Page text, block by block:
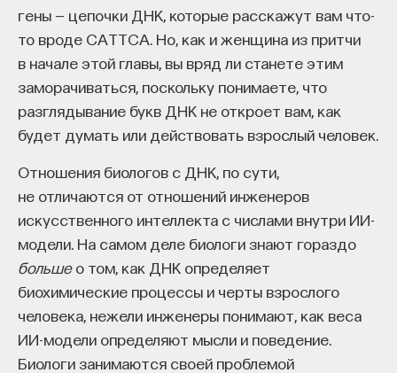
гены — цепочки ДНК, которые расскажут вам что-
то вроде CATTCA. Но, как и женщина из притчи
в начале этой главы, вы вряд ли станете этим
заморачиваться, поскольку понимаете, что
разглядывание букв ДНК не откроет вам, как
будет думать или действовать взрослый человек.
Отношения биологов с ДНК, по сути,
не отличаются от отношений инженеров
искусственного интеллекта с числами внутри ИИ-
модели. На самом деле биологи знают гораздо
большео том, как ДНК определяет
биохимические процессы и черты взрослого
человека, нежели инженеры понимают, как веса
ИИ-модели определяют мысли и поведение.
Биологи занимаются своей проблемой